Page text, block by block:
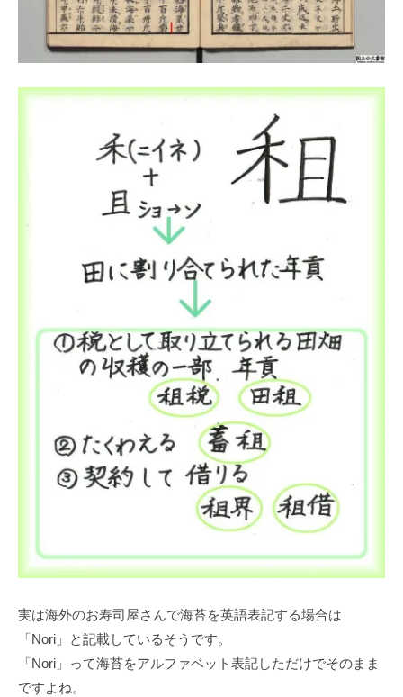
実は海外のお寿司屋さんで海苔を英語表記する場合は
「Nori」と記載しているそうです。
「Nori」って海苔をアルファベット表記しただけでそのまま
ですよね。